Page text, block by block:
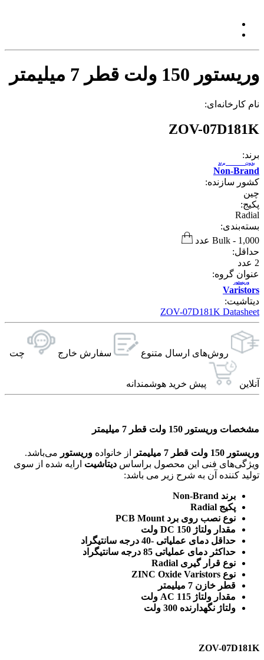
وریستور 150 ولت قطر 7 میلیمتر
نام کارخانه‌ای:
ZOV-07D181K
برند:
Non-Brand
بدون برند
کشور سازنده:
چین
پکیج:
Radial
بسته‌بندی:
Bulk - 1,000 عدد
حداقل:
2 عدد
عنوان گروه:
Varistors
وریستور
دیتاشیت:
ZOV-07D181K Datasheet
روش‌های ارسال‌ متنوع سفارش خارج چت
آنلاین پیش خرید هوشمندانه
مشخصات وریستور 150 ولت قطر 7 میلیمتر
وریستور 150 ولت قطر 7 میلیمتر از خانواده وریستور می‌باشد.
ویژگی‌های فنی این محصول براساس دیتاشیت ارایه شده از سوی
تولید کننده آن به شرح زیر می باشد:
برند Non-Brand
پکیج Radial
نوع نصب روی برد PCB Mount
مقدار ولتاژ DC 150 ولت
حداقل دمای عملیاتی -40 درجه سانتیگراد
حداکثر دمای عملیاتی 85 درجه سانتیگراد
نوع قرار گیری Radial
نوع ZINC Oxide Varistors
قطر خازن 7 میلیمتر
مقدار ولتاژ AC 115 ولت
ولتاژ نگهدارنده 300 ولت
ZOV-07D181K